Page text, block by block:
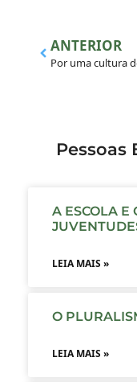
ANTERIOR
Pessoas
A ESCOLA E
LEIA MAIS »
O
LEIA MAIS »